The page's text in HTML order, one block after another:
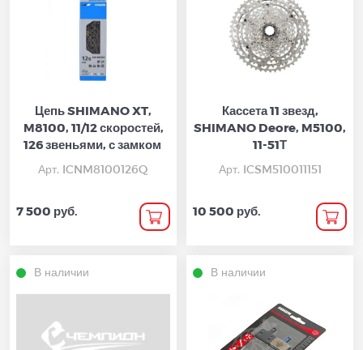
Цепь SHIMANO XT,
M8100, 11/12 скоростей,
126 звеньями, с замком
Арт. ICNM8100126Q
7 500 руб.
Кассета 11 звезд,
SHIMANO Deore, M5100,
11-51Т
Арт. ICSM510011151
10 500 руб.
В наличии В наличии